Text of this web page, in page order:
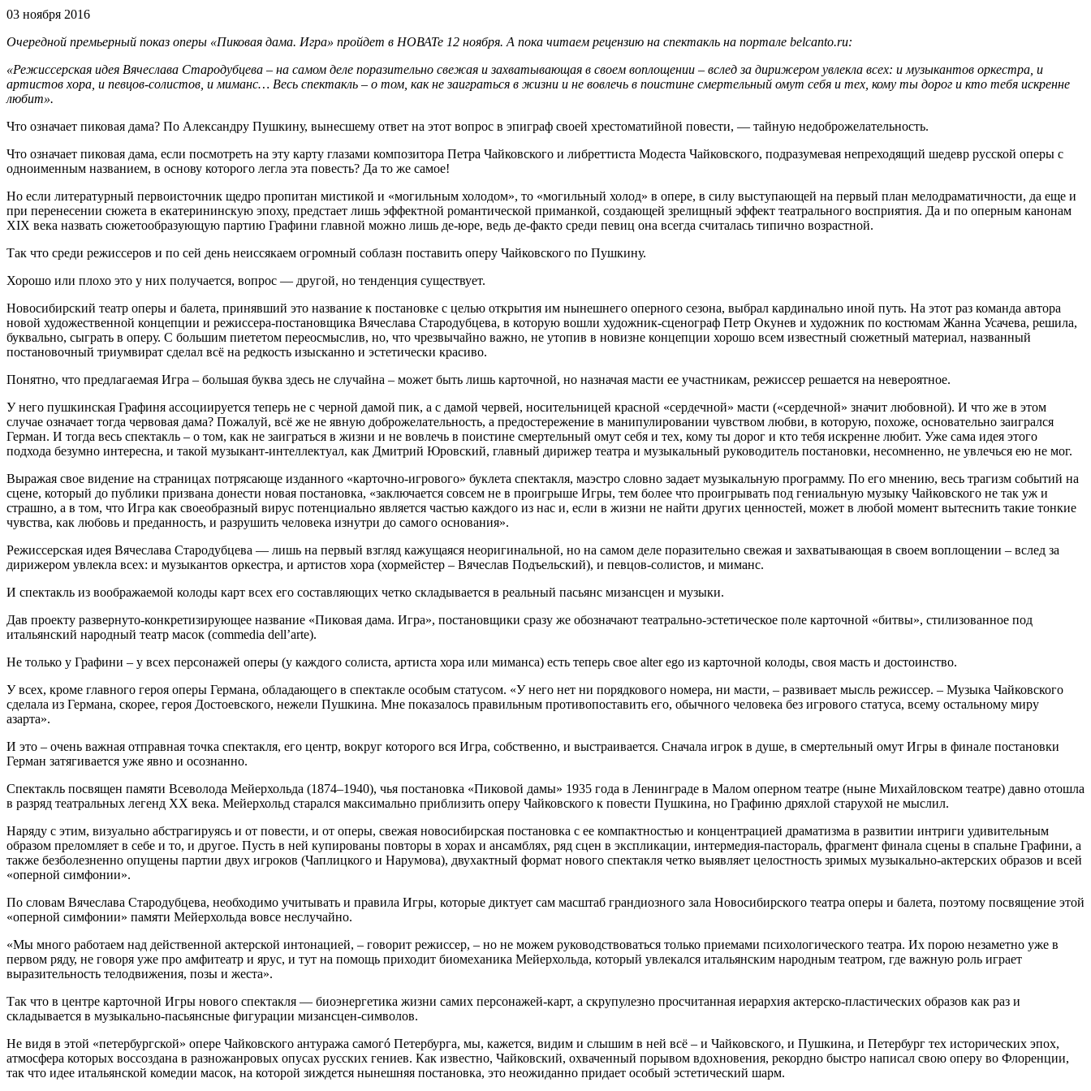
03 ноября 2016
Очередной премьерный показ оперы «Пиковая дама. Игра» пройдет в НОВАТе 12 ноября. А пока читаем рецензию на спектакль на портале belcanto.ru:
«Режиссерская идея Вячеслава Стародубцева – на самом деле поразительно свежая и захватывающая в своем воплощении – вслед за дирижером увлекла всех: и музыкантов оркестра, и
артистов хора, и певцов-солистов, и миманс… Весь спектакль – о том, как не заиграться в жизни и не вовлечь в поистине смертельный омут себя и тех, кому ты дорог и кто тебя искренне
любит».
Что означает пиковая дама? По Александру Пушкину, вынесшему ответ на этот вопрос в эпиграф своей хрестоматийной повести, — тайную недоброжелательность.
Что означает пиковая дама, если посмотреть на эту карту глазами композитора Петра Чайковского и либреттиста Модеста Чайковского, подразумевая непреходящий шедевр русской оперы с
одноименным названием, в основу которого легла эта повесть? Да то же самое!
Но если литературный первоисточник щедро пропитан мистикой и «могильным холодом», то «могильный холод» в опере, в силу выступающей на первый план мелодраматичности, да еще и
при перенесении сюжета в екатерининскую эпоху, предстает лишь эффектной романтической приманкой, создающей зрелищный эффект театрального восприятия. Да и по оперным канонам
XIX века назвать сюжетообразующую партию Графини главной можно лишь де-юре, ведь де-факто среди певиц она всегда считалась типично возрастной.
Так что среди режиссеров и по сей день неиссякаем огромный соблазн поставить оперу Чайковского по Пушкину.
Хорошо или плохо это у них получается, вопрос — другой, но тенденция существует.
Новосибирский театр оперы и балета, принявший это название к постановке с целью открытия им нынешнего оперного сезона, выбрал кардинально иной путь. На этот раз команда автора
новой художественной концепции и режиссера-постановщика Вячеслава Стародубцева, в которую вошли художник-сценограф Петр Окунев и художник по костюмам Жанна Усачева, решила,
буквально, сыграть в оперу. С большим пиететом переосмыслив, но, что чрезвычайно важно, не утопив в новизне концепции хорошо всем известный сюжетный материал, названный
постановочный триумвират сделал всё на редкость изысканно и эстетически красиво.
Понятно, что предлагаемая Игра – большая буква здесь не случайна – может быть лишь карточной, но назначая масти ее участникам, режиссер решается на невероятное.
У него пушкинская Графиня ассоциируется теперь не с черной дамой пик, а с дамой червей, носительницей красной «сердечной» масти («сердечной» значит любовной). И что же в этом
случае означает тогда червовая дама? Пожалуй, всё же не явную доброжелательность, а предостережение в манипулировании чувством любви, в которую, похоже, основательно заигрался
Герман. И тогда весь спектакль – о том, как не заиграться в жизни и не вовлечь в поистине смертельный омут себя и тех, кому ты дорог и кто тебя искренне любит. Уже сама идея этого
подхода безумно интересна, и такой музыкант-интеллектуал, как Дмитрий Юровский, главный дирижер театра и музыкальный руководитель постановки, несомненно, не увлечься ею не мог.
Выражая свое видение на страницах потрясающе изданного «карточно-игрового» буклета спектакля, маэстро словно задает музыкальную программу. По его мнению, весь трагизм событий на
сцене, который до публики призвана донести новая постановка, «заключается совсем не в проигрыше Игры, тем более что проигрывать под гениальную музыку Чайковского не так уж и
страшно, а в том, что Игра как своеобразный вирус потенциально является частью каждого из нас и, если в жизни не найти других ценностей, может в любой момент вытеснить такие тонкие
чувства, как любовь и преданность, и разрушить человека изнутри до самого основания».
Режиссерская идея Вячеслава Стародубцева — лишь на первый взгляд кажущаяся неоригинальной, но на самом деле поразительно свежая и захватывающая в своем воплощении – вслед за
дирижером увлекла всех: и музыкантов оркестра, и артистов хора (хормейстер – Вячеслав Подъельский), и певцов-солистов, и миманс.
И спектакль из воображаемой колоды карт всех его составляющих четко складывается в реальный пасьянс мизансцен и музыки.
Дав проекту развернуто-конкретизирующее название «Пиковая дама. Игра», постановщики сразу же обозначают театрально-эстетическое поле карточной «битвы», стилизованное под
итальянский народный театр масок (commedia dell’arte).
Не только у Графини – у всех персонажей оперы (у каждого солиста, артиста хора или миманса) есть теперь свое alter ego из карточной колоды, своя масть и достоинство.
У всех, кроме главного героя оперы Германа, обладающего в спектакле особым статусом. «У него нет ни порядкового номера, ни масти, – развивает мысль режиссер. – Музыка Чайковского
сделала из Германа, скорее, героя Достоевского, нежели Пушкина. Мне показалось правильным противопоставить его, обычного человека без игрового статуса, всему остальному миру
азарта».
И это – очень важная отправная точка спектакля, его центр, вокруг которого вся Игра, собственно, и выстраивается. Сначала игрок в душе, в смертельный омут Игры в финале постановки
Герман затягивается уже явно и осознанно.
Спектакль посвящен памяти Всеволода Мейерхольда (1874–1940), чья постановка «Пиковой дамы» 1935 года в Ленинграде в Малом оперном театре (ныне Михайловском театре) давно отошла
в разряд театральных легенд XX века. Мейерхольд старался максимально приблизить оперу Чайковского к повести Пушкина, но Графиню дряхлой старухой не мыслил.
Наряду с этим, визуально абстрагируясь и от повести, и от оперы, свежая новосибирская постановка с ее компактностью и концентрацией драматизма в развитии интриги удивительным
образом преломляет в себе и то, и другое. Пусть в ней купированы повторы в хорах и ансамблях, ряд сцен в экспликации, интермедия-пастораль, фрагмент финала сцены в спальне Графини, а
также безболезненно опущены партии двух игроков (Чаплицкого и Нарумова), двухактный формат нового спектакля четко выявляет целостность зримых музыкально-актерских образов и всей
«оперной симфонии».
По словам Вячеслава Стародубцева, необходимо учитывать и правила Игры, которые диктует сам масштаб грандиозного зала Новосибирского театра оперы и балета, поэтому посвящение этой
«оперной симфонии» памяти Мейерхольда вовсе неслучайно.
«Мы много работаем над действенной актерской интонацией, – говорит режиссер, – но не можем руководствоваться только приемами психологического театра. Их порою незаметно уже в
первом ряду, не говоря уже про амфитеатр и ярус, и тут на помощь приходит биомеханика Мейерхольда, который увлекался итальянским народным театром, где важную роль играет
выразительность телодвижения, позы и жеста».
Так что в центре карточной Игры нового спектакля — биоэнергетика жизни самих персонажей-карт, а скрупулезно просчитанная иерархия актерско-пластических образов как раз и
складывается в музыкально-пасьянсные фигурации мизансцен-символов.
Не видя в этой «петербургской» опере Чайковского антуража самогó Петербурга, мы, кажется, видим и слышим в ней всё – и Чайковского, и Пушкина, и Петербург тех исторических эпох,
атмосфера которых воссоздана в разножанровых опусах русских гениев. Как известно, Чайковский, охваченный порывом вдохновения, рекордно быстро написал свою оперу во Флоренции,
так что идее итальянской комедии масок, на которой зиждется нынешняя постановка, это неожиданно придает особый эстетический шарм.